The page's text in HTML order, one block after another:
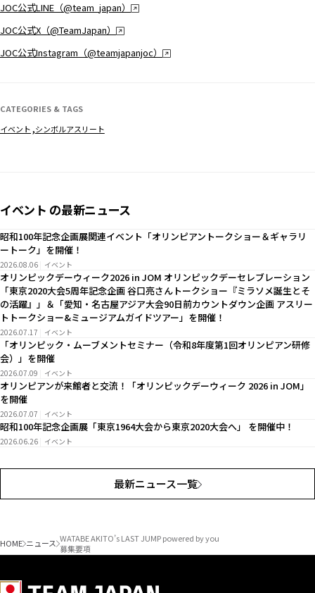
JOC公式LINE（@team_japan）
JOC公式X（@TeamJapan）
JOC公式Instagram（@teamjapanjoc）
CATEGORIES & TAGS
イベント シンボルアスリート
イベント の最新ニュース
昭和100年記念企画展関連イベント「オリンピアントークショー＆ギャラリ
ートーク」を開催！
2026.08.06 イベント
オリンピックデーウィーク2026 in JOM オリンピックデーセレブレーション
「東京2020大会5周年記念企画 谷口亮さんトークショー『ミラソメ誕生とそ
の活躍』」＆「愛知・名古屋アジア大会90日前カウントダウン企画 アスリー
トトークショー&ミュージアムガイドツアー」を開催！
2026.07.17 イベント
「オリンピック・ムーブメントセミナー（令和8年度第1回オリンピアン研修
会）」を開催
2026.07.09 イベント
オリンピアンが来館者と交流！「オリンピックデーウィーク 2026 in JOM」
を開催
2026.07.07 イベント
昭和100年記念企画展「東京1964大会から東京2020大会へ」 を開催中！
2026.06.26 イベント
最新ニュース一覧
HOME ニュース WATABE AKITO’s LAST JUMP powered by you
募集要項